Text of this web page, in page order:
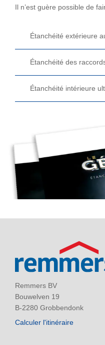
Il n’est guère possible de
Étanchéité extérieure
Étanchéité des
Étanchéité intérieure
Remmers BV
Bouwelven 19
B-2280 Grobbendonk
Calculer l'itinéraire